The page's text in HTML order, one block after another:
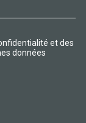
et des
données